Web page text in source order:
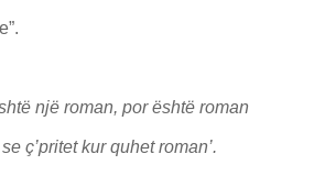
një roman, por është roman
ç’pritet kur quhet roman’.